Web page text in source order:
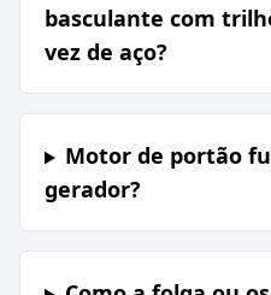
basculante com
vez de aço?
Motor de portão
gerador?